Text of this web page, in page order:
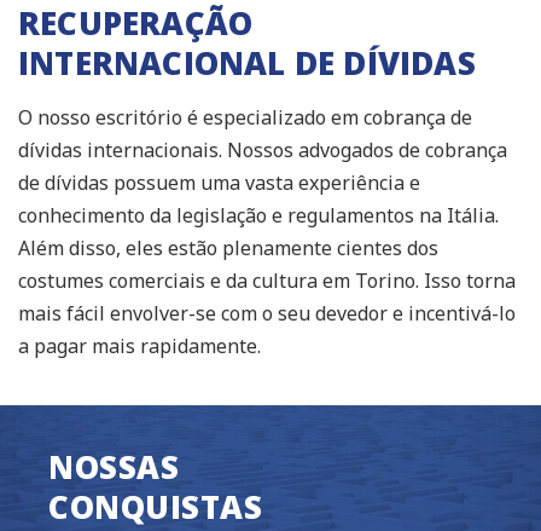
RECUPERAÇÃO
INTERNACIONAL DE DÍVIDAS
O nosso escritório é especializado em cobrança de
dívidas internacionais. Nossos advogados de cobrança
de dívidas possuem uma vasta experiência e
conhecimento da legislação e regulamentos na Itália.
Além disso, eles estão plenamente cientes dos
costumes comerciais e da cultura em Torino. Isso torna
mais fácil envolver-se com o seu devedor e incentivá-lo
a pagar mais rapidamente.
NOSSAS
CONQUISTAS